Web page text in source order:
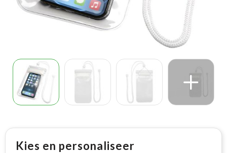
Kies en personaliseer